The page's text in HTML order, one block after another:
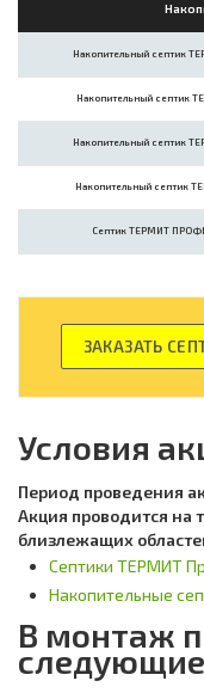
Накопительный септик
Накопительный септик
Накопительный септик
Накопительный септик
Септик ТЕРМИТ ПРОФИ
ЗАКАЗАТЬ
Условия
Период проведения
Акция проводится на
близлежащих
Септики ТЕРМИТ
Накопительные
В монтаж
следующие